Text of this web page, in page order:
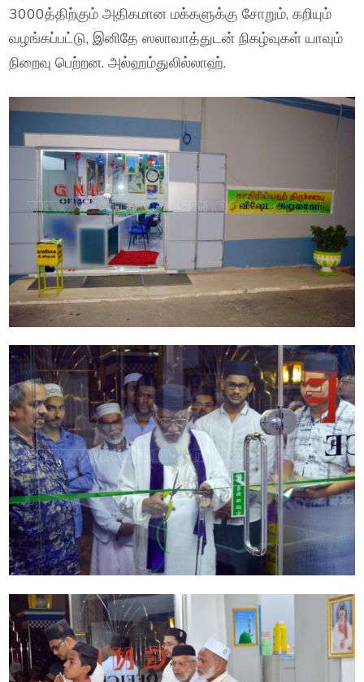
3000த்திற்கும் அதிகமான மக்களுக்கு சோறும், கறியும்
வழங்கப்பட்டு, இனிதே ஸலாவாத்துடன் நிகழ்வுகள் யாவும்
நிறைவு பெற்றன. அல்ஹம்துலில்லாஹ்.